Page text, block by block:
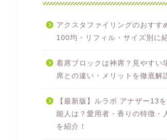
アクスタファイリングのおすす
100均・リフィル・サイズ別に
着席ブロックは神席？見やすい
席との違い・メリットを徹底解
【最新版】ルラボ アナザー13
能人は？愛用者・香りの特徴・
を紹介！